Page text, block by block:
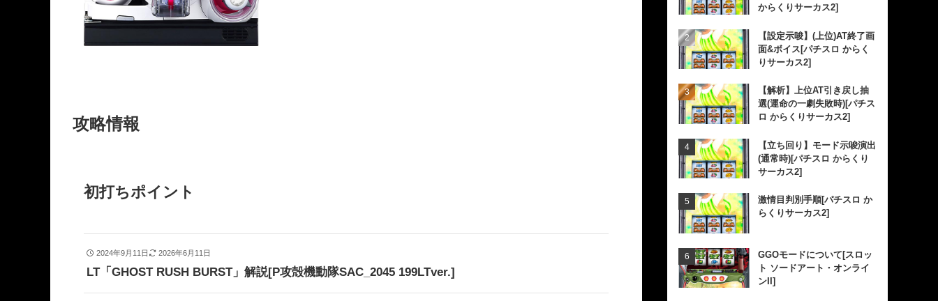
攻略情報
初打ちポイント
2024年9月11日 2026年6月11日
LT「GHOST RUSH BURST」解説[P攻殻機動隊SAC_2045 199LTver.]
からくりサーカス2]
【設定示唆】(上位)AT終了画
面&ボイス[パチスロ からく
りサーカス2]
【解析】上位AT引き戻し抽
選(運命の一劇失敗時)[パチス
ロ からくりサーカス2]
【立ち回り】モード示唆演出
(通常時)[パチスロ からくり
サーカス2]
激情目判別手順[パチスロ か
らくりサーカス2]
GGOモードについて[スロッ
ト ソードアート・オンライ
ンII]